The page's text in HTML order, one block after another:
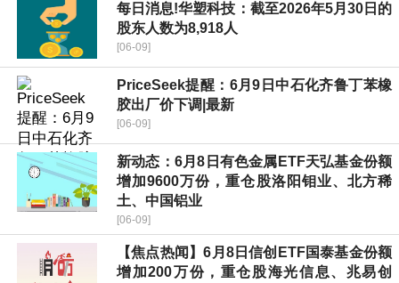
每日消息!华塑科技：截至2026年5月30日的
股东人数为8,918人
[06-09]
PriceSeek提醒：6月9日中石化齐鲁丁苯橡
胶出厂价下调|最新
[06-09]
新动态：6月8日有色金属ETF天弘基金份额
增加9600万份，重仓股洛阳钼业、北方稀
土、中国铝业
[06-09]
【焦点热闻】6月8日信创ETF国泰基金份额
增加200万份，重仓股海光信息、兆易创